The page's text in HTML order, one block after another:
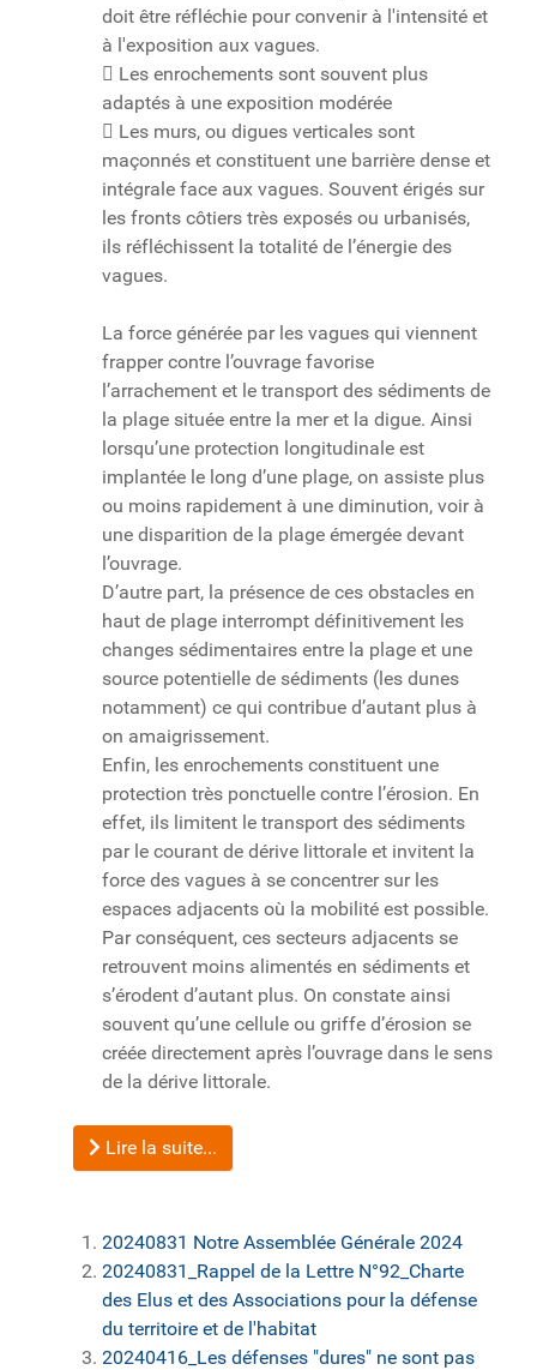
doit être réfléchie pour convenir à l'intensité et
à l'exposition aux vagues.
 Les enrochements sont souvent plus
adaptés à une exposition modérée
 Les murs, ou digues verticales sont
maçonnés et constituent une barrière dense et
intégrale face aux vagues. Souvent érigés sur
les fronts côtiers très exposés ou urbanisés,
ils réfléchissent la totalité de l’énergie des
vagues.
La force générée par les vagues qui viennent
frapper contre l’ouvrage favorise
l’arrachement et le transport des sédiments de
la plage située entre la mer et la digue. Ainsi
lorsqu’une protection longitudinale est
implantée le long d’une plage, on assiste plus
ou moins rapidement à une diminution, voir à
une disparition de la plage émergée devant
l’ouvrage.
D’autre part, la présence de ces obstacles en
haut de plage interrompt définitivement les
changes sédimentaires entre la plage et une
source potentielle de sédiments (les dunes
notamment) ce qui contribue d’autant plus à
on amaigrissement.
Enfin, les enrochements constituent une
protection très ponctuelle contre l’érosion. En
effet, ils limitent le transport des sédiments
par le courant de dérive littorale et invitent la
force des vagues à se concentrer sur les
espaces adjacents où la mobilité est possible.
Par conséquent, ces secteurs adjacents se
retrouvent moins alimentés en sédiments et
s’érodent d’autant plus. On constate ainsi
souvent qu’une cellule ou griffe d’érosion se
créée directement après l’ouvrage dans le sens
de la dérive littorale.
Lire la suite...
20240831 Notre Assemblée Générale 2024
20240831_Rappel de la Lettre N°92_Charte
des Elus et des Associations pour la défense
du territoire et de l'habitat
20240416_Les défenses "dures" ne sont pas